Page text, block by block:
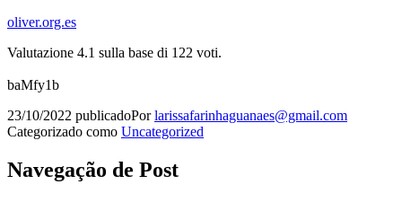
oliver.org.es
Valutazione 4.1 sulla base di 122 voti.
baMfy1b
23/10/2022 publicadoPorlarissafarinhaguanaes@gmail.com
Categorizado como Uncategorized
Navegação de Post